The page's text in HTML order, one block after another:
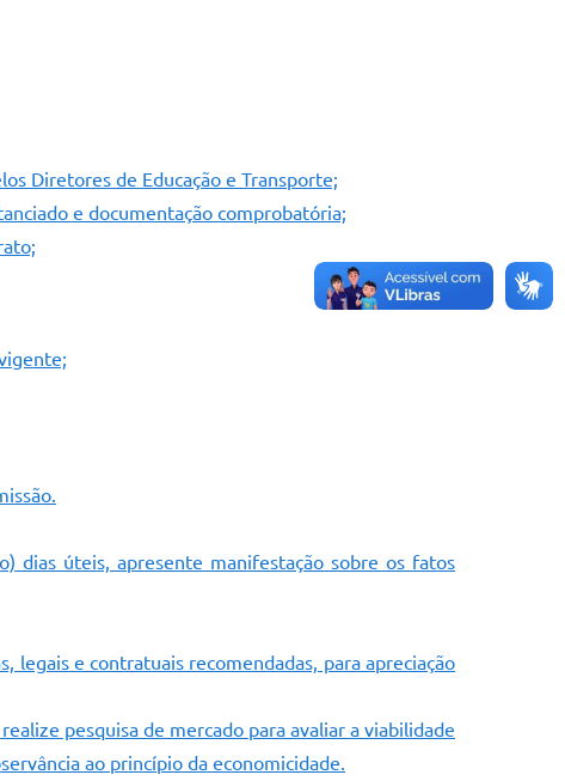
Diretores de Educação e Transporte;
e documentação comprobatória;
dias úteis, apresente manifestação sobre os fatos
e contratuais recomendadas, para apreciação
pesquisa de mercado para avaliar a viabilidade
ao princípio da economicidade.